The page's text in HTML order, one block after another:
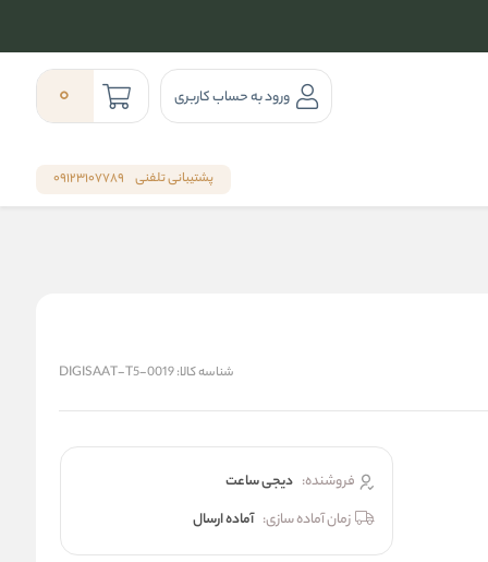
ورود به حساب کاربری 0
پشتیبانی تلفنی 09123107789
شناسه کالا:DIGISAAT-T5-0019
فروشنده: دیجی ساعت
زمان آماده سازی: آماده ارسال